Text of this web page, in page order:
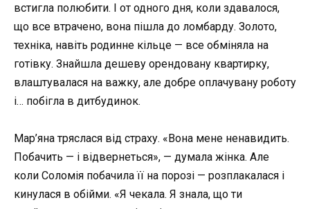
встигла полюбити. І от одного дня, коли здавалося,
що все втрачено, вона пішла до ломбарду. Золото,
техніка, навіть родинне кільце — все обміняла на
готівку. Знайшла дешеву орендовану квартирку,
влаштувалася на важку, але добре оплачувану роботу
і… побігла в дитбудинок.
Мар’яна тряслася від страху. «Вона мене ненавидить.
Побачить — і відвернеться», — думала жінка. Але
коли Соломія побачила її на порозі — розплакалася і
кинулася в обійми. «Я чекала. Я знала, що ти